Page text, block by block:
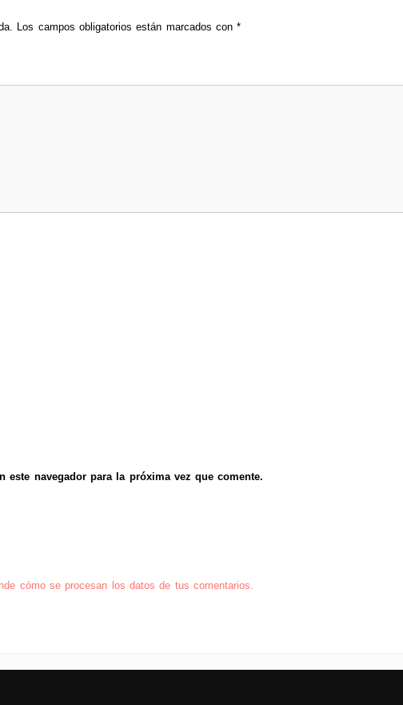
Los campos obligatorios están marcados con*
navegador para la próxima vez que comente.
cómo se procesan los datos de tus comentarios.